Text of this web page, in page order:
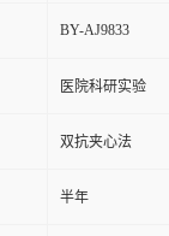
BY-AJ9833
医院科研实验
双抗夹心法
半年